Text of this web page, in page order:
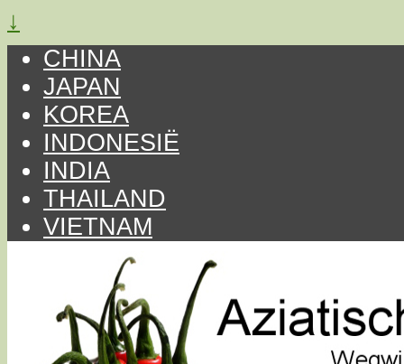
↓
CHINA
JAPAN
KOREA
INDONESIË
INDIA
THAILAND
VIETNAM